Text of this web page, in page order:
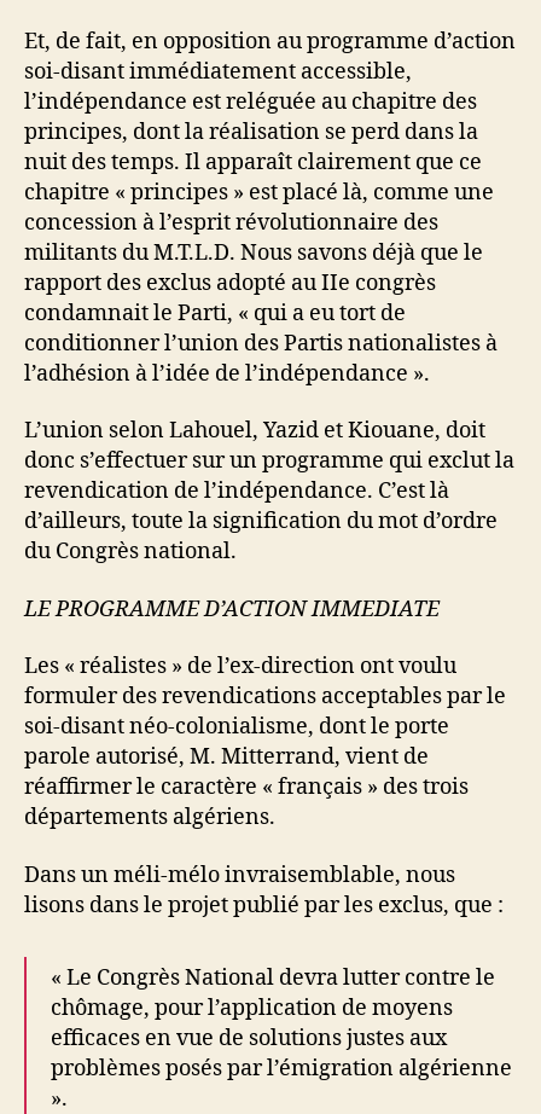
Et, de fait, en opposition au programme d’action
soi-disant immédiatement accessible,
l’indépendance est reléguée au chapitre des
principes, dont la réalisation se perd dans la
nuit des temps. Il apparaît clairement que ce
chapitre « principes » est placé là, comme une
concession à l’esprit révolutionnaire des
militants du M.T.L.D. Nous savons déjà que le
rapport des exclus adopté au IIe congrès
condamnait le Parti, « qui a eu tort de
conditionner l’union des Partis nationalistes à
l’adhésion à l’idée de l’indépendance ».
L’union selon Lahouel, Yazid et Kiouane, doit
donc s’effectuer sur un programme qui exclut la
revendication de l’indépendance. C’est là
d’ailleurs, toute la signification du mot d’ordre
du Congrès national.
LE PROGRAMME D’ACTION IMMEDIATE
Les « réalistes » de l’ex-direction ont voulu
formuler des revendications acceptables par le
soi-disant néo-colonialisme, dont le porte
parole autorisé, M. Mitterrand, vient de
réaffirmer le caractère « français » des trois
départements algériens.
Dans un méli-mélo invraisemblable, nous
lisons dans le projet publié par les exclus, que :
« Le Congrès National devra lutter contre le
chômage, pour l’application de moyens
efficaces en vue de solutions justes aux
problèmes posés par l’émigration algérienne
».